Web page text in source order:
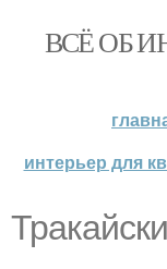
ВСЁ ОБ
интерьер для